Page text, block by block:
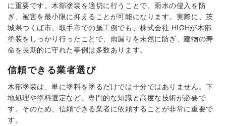
に重要です。木部塗装を適切に行うことで、雨水の侵入を防
ぎ、被害を最小限に抑えることが可能になります。実際に、茨
城県つくば市、取手市での施工例でも、株式会社 HIGHが木部
塗装をしっかり行ったことで、雨漏りを未然に防ぎ、建物の寿
命を長期的に守れた事例は多数あります。
信頼できる業者選び
木部塗装は、単に塗料を塗るだけでは十分ではありません。下
地処理や塗料選定など、専門的な知識と高度な技術が必要で
す。そのため、信頼できる業者に依頼することが非常に重要で
す。